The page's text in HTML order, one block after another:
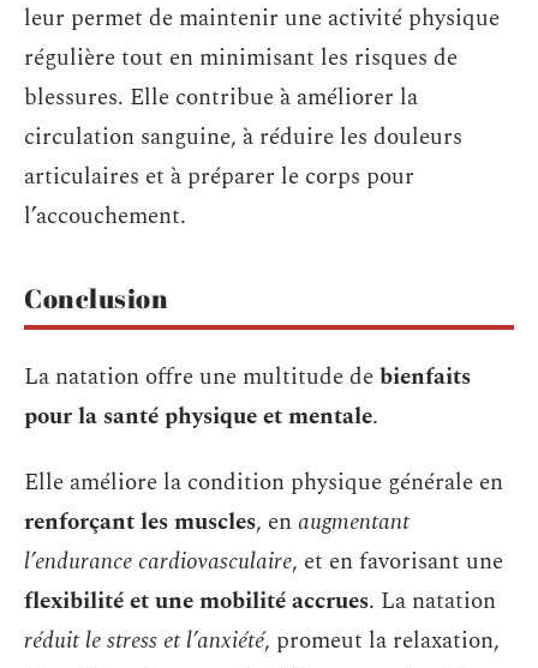
leur permet de maintenir une activité physique
régulière tout en minimisant les risques de
blessures. Elle contribue à améliorer la
circulation sanguine, à réduire les douleurs
articulaires et à préparer le corps pour
l’accouchement.
Conclusion
La natation offre une multitude debienfaits
pour la santé physique et mentale.
Elle améliore la condition physique générale en
renforçant les muscles, en augmentant
l’endurance cardiovasculaire, et en favorisant une
flexibilité et une mobilité accrues. La natation
réduit le stress et l’anxiété, promeut la relaxation,